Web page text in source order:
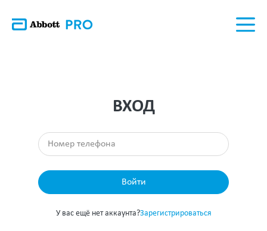
ВХОД
Войти
У вас ещё нет аккаунта?Зарегистрироваться